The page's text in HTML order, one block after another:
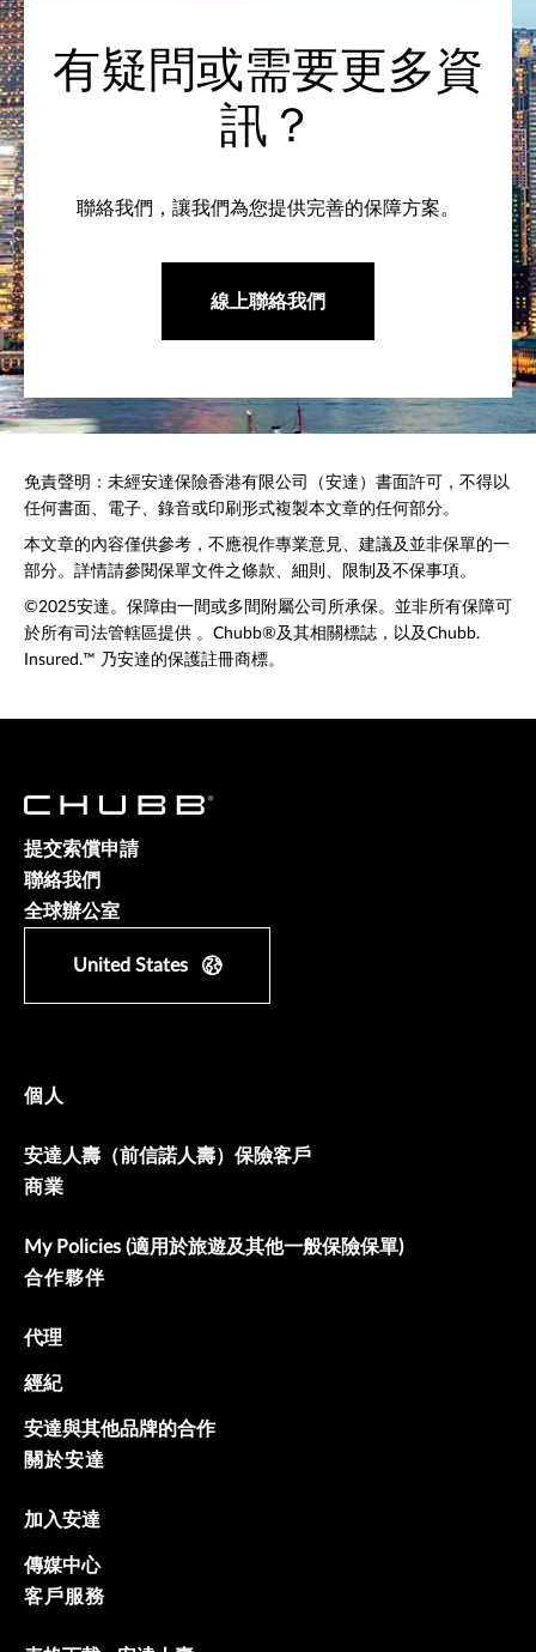
有疑問或需要更多資
訊？
聯絡我們，讓我們為您提供完善的保障方案。
線上聯絡我們
免責聲明：未經安達保險香港有限公司（安達）書面許可，不得以
任何書面、電子、錄音或印刷形式複製本文章的任何部分。
本文章的內容僅供參考，不應視作專業意見、建議及並非保單的一
部分。詳情請參閱保單文件之條款、細則、限制及不保事項。
©2025安達。保障由一間或多間附屬公司所承保。並非所有保障可
於所有司法管轄區提供 。Chubb®及其相關標誌，以及Chubb.
Insured.™ 乃安達的保護註冊商標。
提交索償申請
聯絡我們
全球辦公室
United States
個人
安達人壽（前信諾人壽）保險客戶
商業
My Policies (適用於旅遊及其他一般保險保單)
合作夥伴
代理
經紀
安達與其他品牌的合作
關於安達
加入安達
傳媒中心
客戶服務